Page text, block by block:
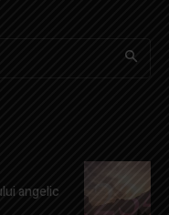
angelic